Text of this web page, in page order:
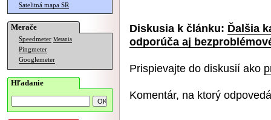
Satelitná mapa SR
Merače
Speedmeter Merania
Pingmeter
Googlemeter
Hľadanie
Diskusia k článku: Ďalšia
odporúča aj
Prispievajte do diskusií ako
Komentár, na ktorý